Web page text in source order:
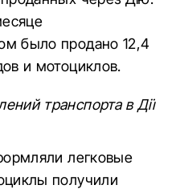
было продано 12,4
и мотоциклов.
транспорта в Дії
легковые
получили